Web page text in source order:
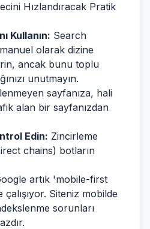
Hızlandıracak Pratik
Kullanın: Search
olarak dizine
ancak bunu toplu
unutmayın.
sayfanıza, hali
alan bir sayfanızdan
Edin: Zincirleme
chains) botların
artık 'mobile-first
Siteniz mobilde
sorunları